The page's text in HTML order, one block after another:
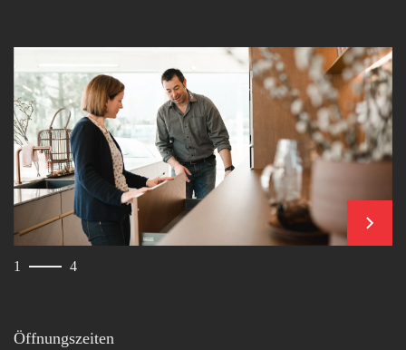
1 4
Öffnungszeiten